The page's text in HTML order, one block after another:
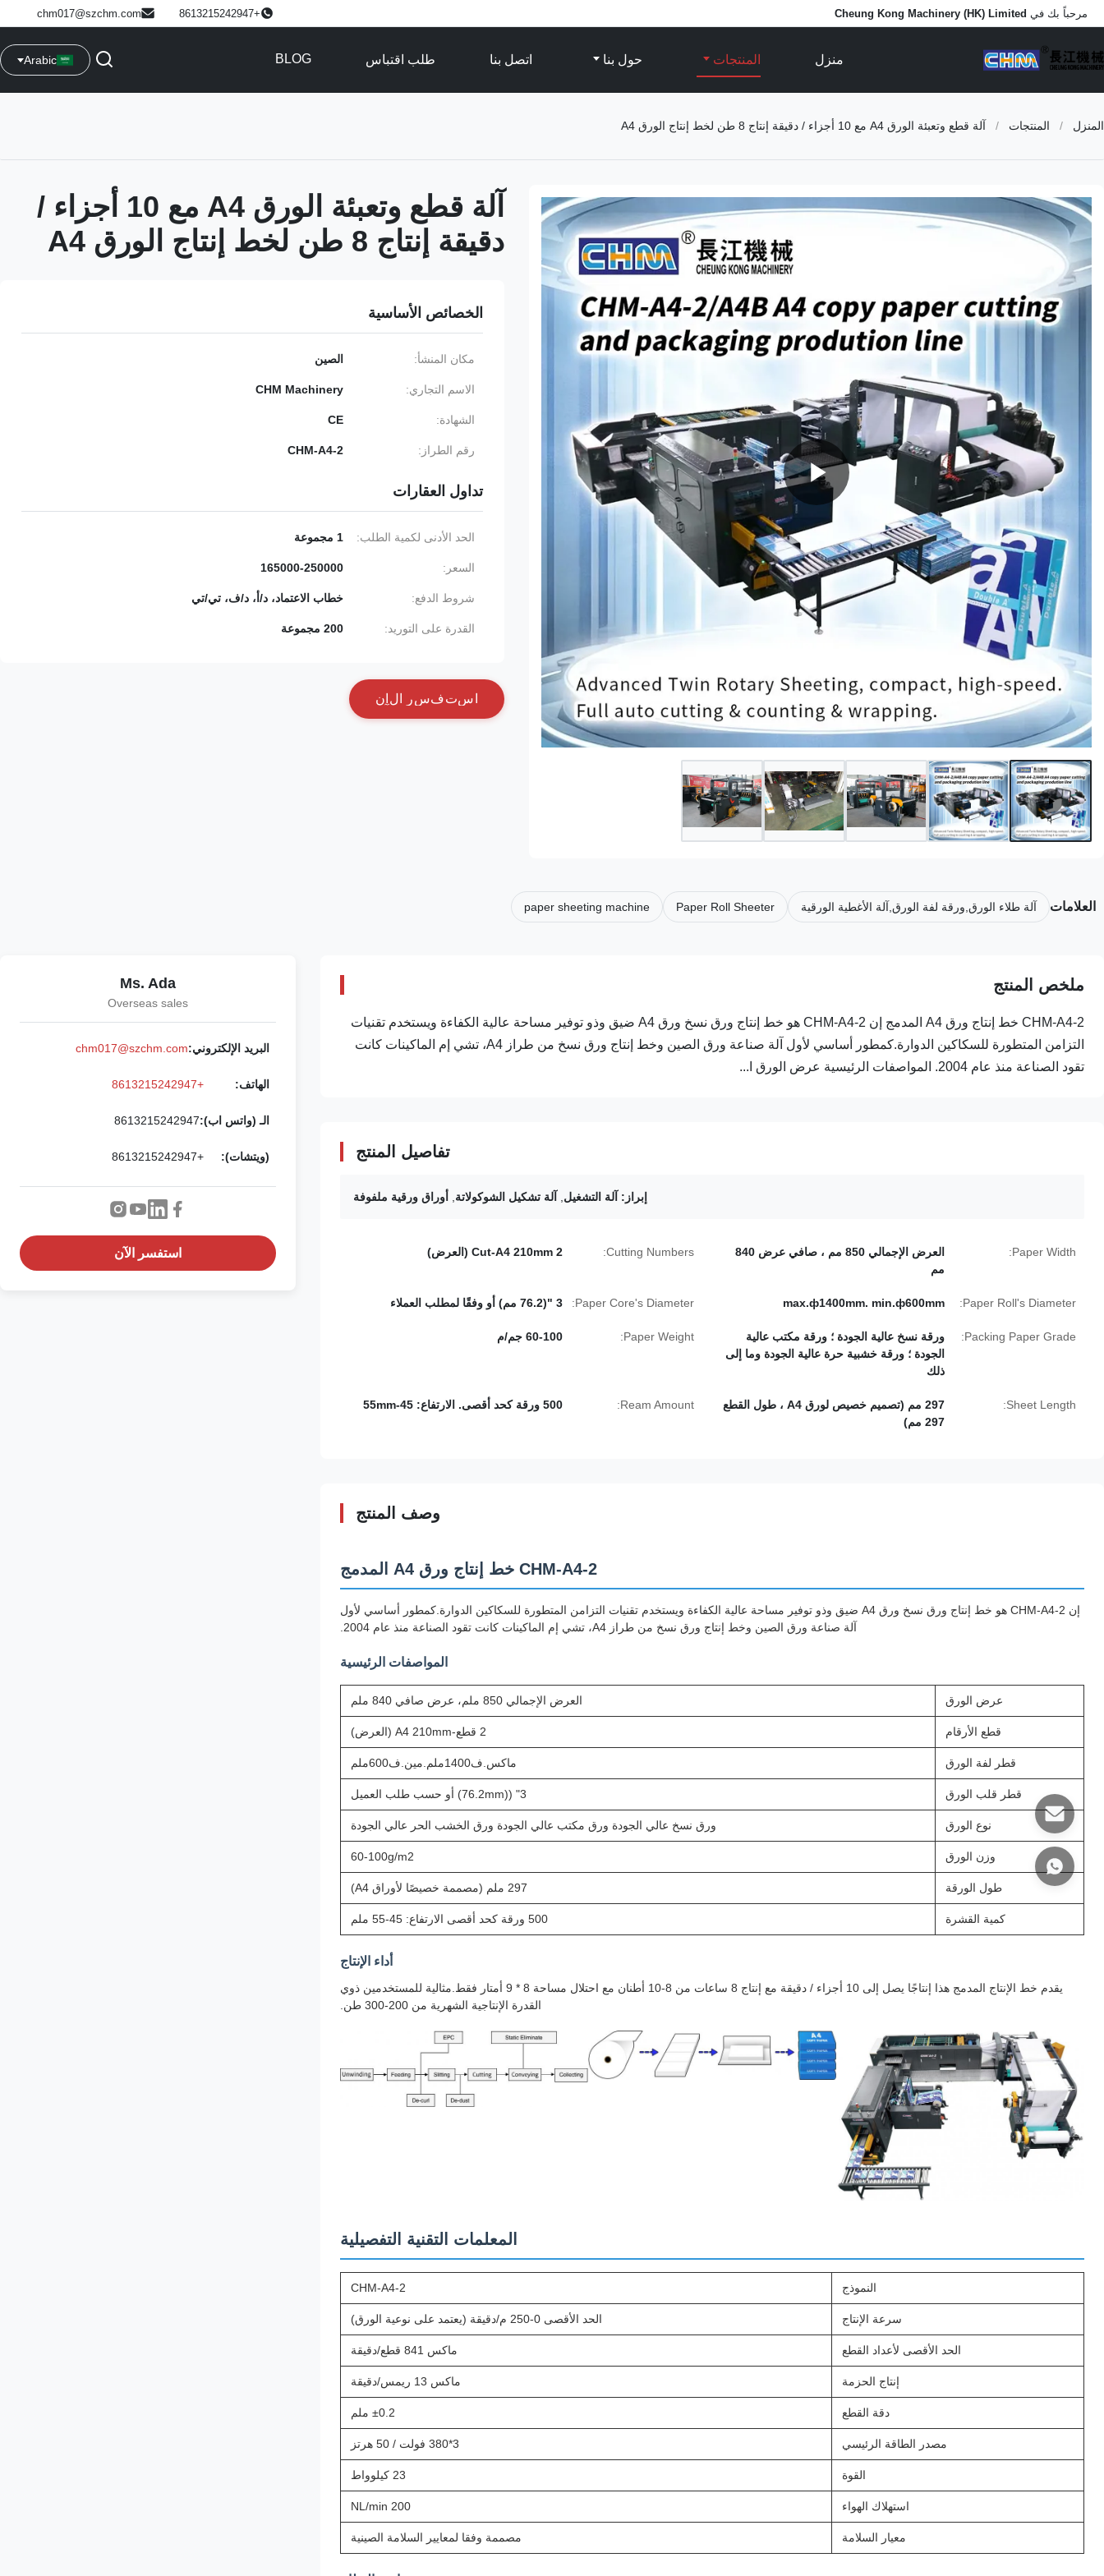
مرحباً بك في Cheung Kong Machinery (HK) Limited
+8613215242947
chm017@szchm.com
منزل المنتجات حول بنا اتصل بنا طلب اقتباس BLOG
Arabic
المنزل / المنتجات / آلة قطع وتعبئة الورق A4 مع 10 أجزاء / دقيقة إنتاج 8 طن لخط إنتاج الورق A4
آلة قطع وتعبئة الورق A4 مع 10 أجزاء /
دقيقة إنتاج 8 طن لخط إنتاج الورق A4
الخصائص الأساسية
مكان المنشأ: الصين
الاسم التجاري: CHM Machinery
الشهادة: CE
رقم الطراز: CHM-A4-2
تداول العقارات
الحد الأدنى لكمية الطلب: 1 مجموعة
السعر: 165000-250000
شروط الدفع: خطاب الاعتماد، د/أ، د/ف، تي/تي
القدرة على التوريد: 200 مجموعة
ستفسر ل ن
العلامات آلة طلاء الورق,ورقة لفة الورق,آلة الأغطية الورقية Paper Roll Sheeter
paper sheeting machine
ملخص المنتج
CHM-A4-2 خط إنتاج ورق A4 المدمج إن CHM-A4-2 هو خط إنتاج ورق نسخ ورق A4 ضيق وذو توفير مساحة عالية الكفاءة ويستخدم تقنيات
التزامن المتطورة للسكاكين الدوارة.كمطور أساسي لأول آلة صناعة ورق الصين وخط إنتاج ورق نسخ من طراز A4، تشي إم الماكينات كانت
تقود الصناعة منذ عام 2004. المواصفات الرئيسية عرض الورق ا...
تفاصيل المنتج
إبراز: آلة التشغيل آلة تشكيل الشوكولاتة أوراق ورقية ملفوفة
Paper Width:
العرض الإجمالي 850 مم ، صافي عرض 840
مم
Cutting Numbers: 2 Cut-A4 210mm (العرض)
Paper Roll's Diameter:
max.ф1400mm. min.ф600mm
Paper Core's Diameter: 3 "(76.2 مم) أو وفقًا لمطلب العملاء
Packing Paper Grade:
ورقة نسخ عالية الجودة ؛ ورقة مكتب عالية
الجودة ؛ ورقة خشبية حرة عالية الجودة وما إلى
ذلك
Paper Weight: 60-100 جم/م
Sheet Length:
297 مم (تصميم خصيص لورق A4 ، طول القطع
297 مم)
Ream Amount: 500 ورقة كحد أقصى. الارتفاع: 45-55mm
وصف المنتج
CHM-A4-2 خط إنتاج ورق A4 المدمج
إن CHM-A4-2 هو خط إنتاج ورق نسخ ورق A4 ضيق وذو توفير مساحة عالية الكفاءة ويستخدم تقنيات التزامن المتطورة للسكاكين الدوارة.كمطور أساسي لأول
آلة صناعة ورق الصين وخط إنتاج ورق نسخ من طراز A4، تشي إم الماكينات كانت تقود الصناعة منذ عام 2004.
المواصفات الرئيسية
عرض الورق العرض الإجمالي 850 ملم، عرض صافي 840 ملم
قطع الأرقام 2 قطع-A4 210mm (العرض)
قطر لفة الورق ماكس.ف1400ملم.مين.ف600ملم
قطر قلب الورق 3" ((76.2mm) أو حسب طلب العميل
نوع الورق ورق نسخ عالي الجودة ورق مكتب عالي الجودة ورق الخشب الحر عالي الجودة
وزن الورق 60-100g/m2
طول الورقة 297 ملم (مصممة خصيصًا لأوراق A4)
كمية القشرة 500 ورقة كحد أقصى الارتفاع: 45-55 ملم
أداء الإنتاج
يقدم خط الإنتاج المدمج هذا إنتاجًا يصل إلى 10 أجزاء / دقيقة مع إنتاج 8 ساعات من 8-10 أطنان مع احتلال مساحة 8 * 9 أمتار فقط.مثالية للمستخدمين ذوي
القدرة الإنتاجية الشهرية من 200-300 طن.
المعلمات التقنية التفصيلية
النموذج CHM-A4-2
سرعة الإنتاج الحد الأقصى 0-250 م/دقيقة (يعتمد على نوعية الورق)
الحد الأقصى لأعداد القطع ماكس 841 قطع/دقيقة
إنتاج الحزمة ماكس 13 ريمس/دقيقة
دقة القطع ±0.2 ملم
مصدر الطاقة الرئيسي 3*380 فولت / 50 هرتز
القوة 23 كيلوواط
استهلاك الهواء 200 NL/min
معيار السلامة مصممة وفقا لمعايير السلامة الصينية
Ms. Ada
Overseas sales
البريد الإلكتروني:chm017@szchm.com
الهاتف: +8613215242947
الـ (واتس اب):8613215242947
(ويتشات): +8613215242947
استفسر الآن